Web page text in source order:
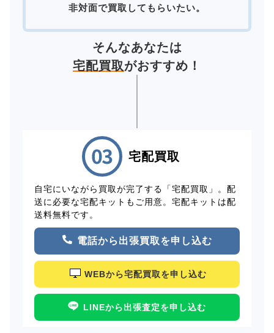
非対面で買取してもらいたい。
そんなあなたは
宅配買取がおすすめ！
宅配買取
自宅にいながら買取が完了する「宅配買取」。配
送に必要な宅配キットもご用意。宅配キットは配
送料無料です。
電話から出張買取を申し込む
WEBから宅配買取を申し込む
LINEから出張査定を申し込む